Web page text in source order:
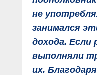
не
занимался
дохода. Если
выполняли
их.